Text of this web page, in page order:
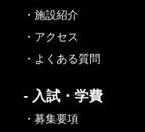
・施設紹介
・アクセス
・よくある質問
- 入試・学費
・募集要項